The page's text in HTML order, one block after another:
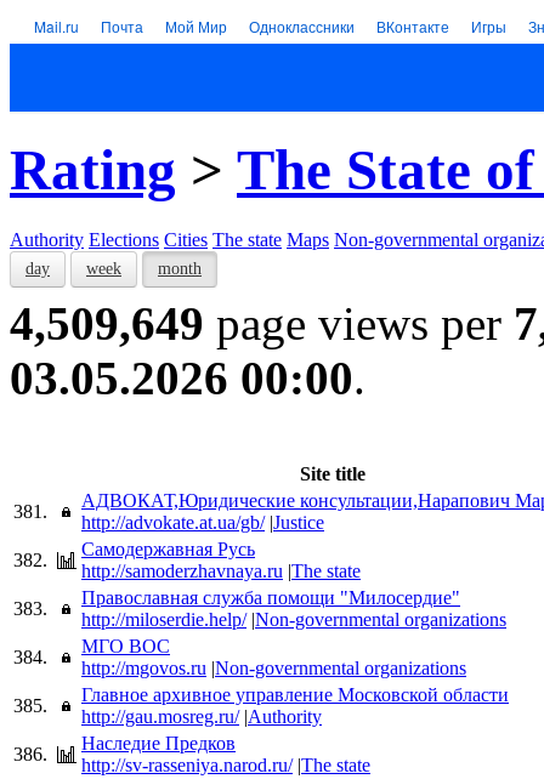
Mail.ru Почта Мой Мир Одноклассники ВКонтакте Игры
Rating > The State
Authority Elections Cities The state Maps Non-governmental
day week month
4,509,649 page views per
03.05.2026 00:00.
Site title
381.
АДВОКАТ,Юридические консультации,Нарапович
http://advokate.at.ua/gb/ |Justice
382.
Самодержавная Русь
http://samoderzhavnaya.ru |The state
383.
Православная служба помощи "Милосердие"
http://miloserdie.help/ |Non-governmental organizations
384.
МГО ВОС
http://mgovos.ru |Non-governmental organizations
385.
Главное архивное управление Московской области
http://gau.mosreg.ru/ |Authority
386.
Наследие Предков
http://sv-rasseniya.narod.ru/ |The state